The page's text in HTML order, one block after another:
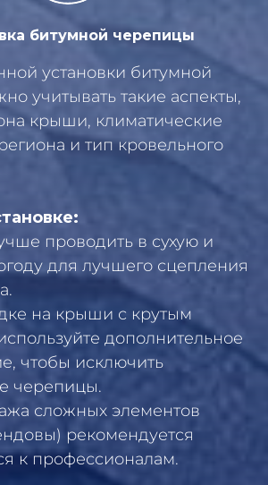
битумной черепицы
установки битумной
учитывать такие аспекты,
крыши, климатические
и тип кровельного
проводить в сухую и
для лучшего сцепления
на крыши с крутым
дополнительное
чтобы исключить
черепицы.
сложных элементов
рекомендуется
к профессионалам.